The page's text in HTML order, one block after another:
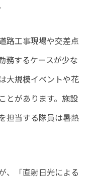
路工事現場や交差点
務するケースが少な
大規模イベントや花
とがあります。施設
担当する隊員は暑熱
、「直射日光による